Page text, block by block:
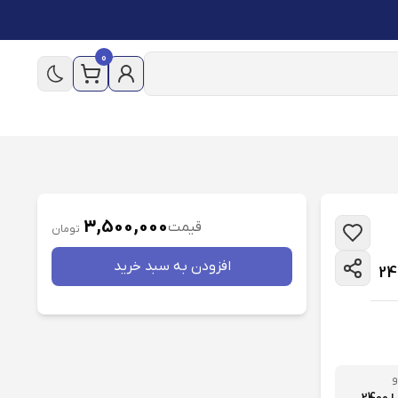
0
قیمت3,500,000 تومان
افزودن به سبد خريد